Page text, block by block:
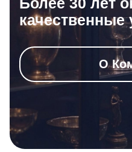
качественные
О